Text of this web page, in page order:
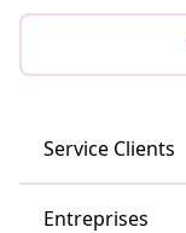
Service Clients
Entreprises